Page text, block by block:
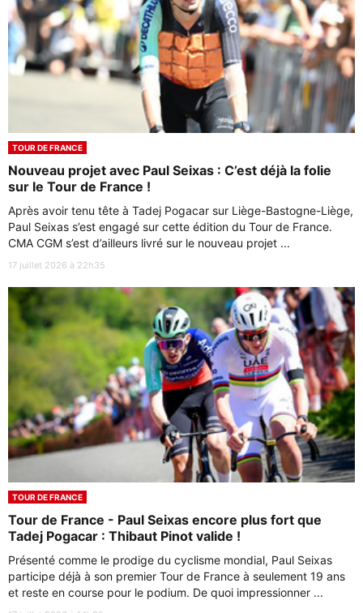
TOUR DE FRANCE
Nouveau projet avec Paul Seixas : C’est déjà la folie
sur le Tour de France !
Après avoir tenu tête à Tadej Pogacar sur Liège-Bastogne-Liège,
Paul Seixas s’est engagé sur cette édition du Tour de France.
CMA CGM s’est d’ailleurs livré sur le nouveau projet ...
17 juillet 2026 à 22h35
TOUR DE FRANCE
Tour de France - Paul Seixas encore plus fort que
Tadej Pogacar : Thibaut Pinot valide !
Présenté comme le prodige du cyclisme mondial, Paul Seixas
participe déjà à son premier Tour de France à seulement 19 ans
et reste en course pour le podium. De quoi impressionner ...